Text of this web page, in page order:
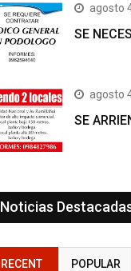
agosto
SE
agosto
SE
Noticias
RECENT POPULAR